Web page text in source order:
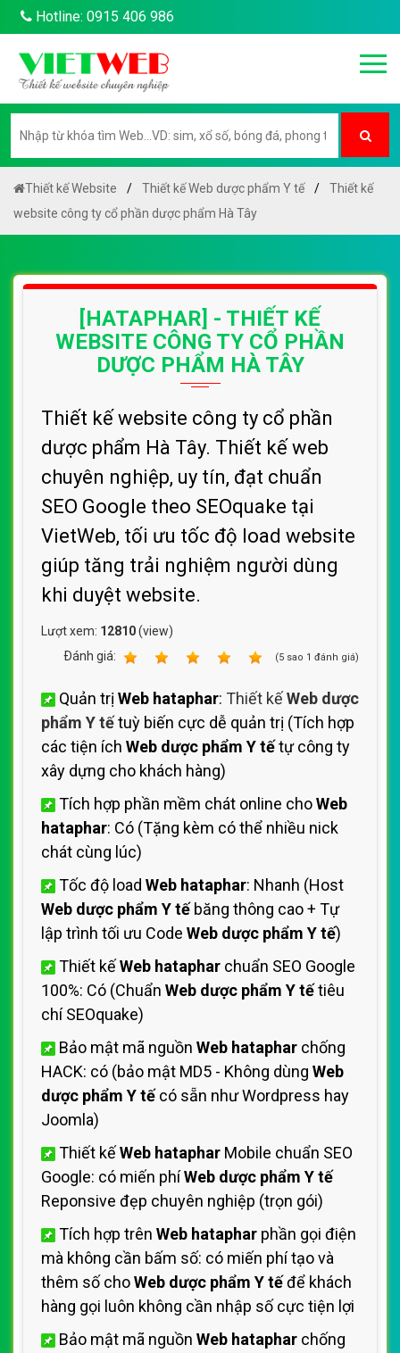
Hotline: 0915 406 986
Thiết kế Website Thiết kế Web dược phẩm Y tế
Thiết kế
website công ty cổ phần dược phẩm Hà Tây
[HATAPHAR] - THIẾT KẾ
WEBSITE CÔNG TY CỔ PHẦN
DƯỢC PHẨM HÀ TÂY
Thiết kế website công ty cổ phần
dược phẩm Hà Tây. Thiết kế web
chuyên nghiệp, uy tín, đạt chuẩn
SEO Google theo SEOquake tại
VietWeb, tối ưu tốc độ load website
giúp tăng trải nghiệm người dùng
khi duyệt website.
Lượt xem: 12810(view)
Ðánh giá:
(5 sao 1 đánh giá)
Quản trị Web hataphar: Thiết kếWeb dược
phẩm Y tếtuỳ biến cực dễ quản trị (Tích hợp
các tiện ích Web dược phẩm Y tếtự công ty
xây dựng cho khách hàng)
Tích hợp phần mềm chát online choWeb
hataphar: Có (Tặng kèm có thể nhiều nick
chát cùng lúc)
Tốc độ load Web hataphar: Nhanh (Host
Web dược phẩm Y tếbăng thông cao + Tự
lập trình tối ưu Code Web dược phẩm Y tế)
Thiết kếWeb hataphar chuẩn SEO Google
100%: Có (Chuẩn Web dược phẩm Y tếtiêu
chí SEOquake)
Bảo mật mã nguồn Web hataphar chống
HACK: có (bảo mật MD5 - Không dùng Web
dược phẩm Y tếcó sẵn như Wordpress hay
Joomla)
Thiết kếWeb hataphar Mobile chuẩn SEO
Google: có miến phíWeb dược phẩm Y tế
Reponsive đẹp chuyên nghiệp (trọn gói)
Tích hợp trên Web hataphar phần gọi điện
mà không cần bấm số: có miến phí tạo và
thêm số choWeb dược phẩm Y tếđể khách
hàng gọi luôn không cần nhập số cực tiện lợi
Bảo mật mã nguồn Web hataphar chống